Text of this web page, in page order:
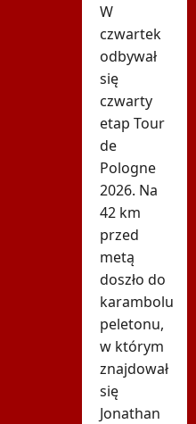
W
czwartek
odbywał
się
czwarty
etap Tour
de
Pologne
2026. Na
42 km
przed
metą
doszło do
karambolu
peletonu,
w którym
znajdował
się
Jonathan